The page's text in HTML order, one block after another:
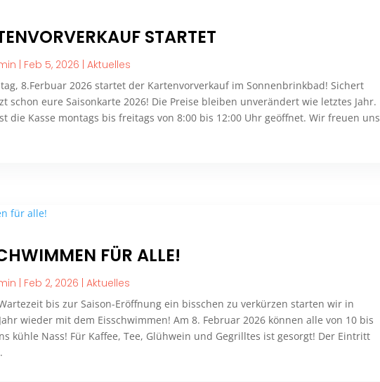
STARTET
| Feb 5, 2026 |Aktuelles
8.Ferbuar 2026 startet der Kartenvorverkauf im Sonnenbrinkbad! Sichert
schon eure Saisonkarte 2026! Die Preise bleiben unverändert wie letztes Jahr.
die Kasse montags bis freitags von 8:00 bis 12:00 Uhr geöffnet. Wir freuen uns
FÜR ALLE!
| Feb 2, 2026 |Aktuelles
bis zur Saison-Eröffnung ein bisschen zu verkürzen starten wir in
wieder mit dem Eisschwimmen! Am 8. Februar 2026 können alle von 10 bis
kühle Nass! Für Kaffee, Tee, Glühwein und Gegrilltes ist gesorgt! Der Eintritt